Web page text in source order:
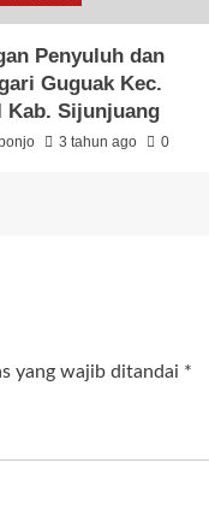
Penyuluh dan
Guguak Kec.
Kab. Sijunjuang
3 tahun ago 0
yang wajib ditandai *